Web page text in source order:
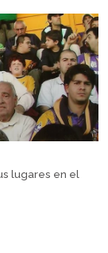
lugares en el